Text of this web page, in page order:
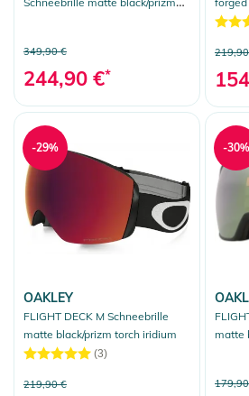
349,90 €
244,90 €*
iridium
OAKLEY
FLIGHT DECK M Schneebrille
matte black/prizm torch iridium
(3)
219,90 €
-29%
matte
-30%